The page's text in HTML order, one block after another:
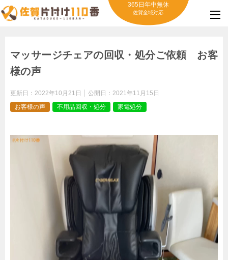
365日年中無休
佐賀全域対応
マッサージチェアの回収・処分ご依頼 お客
様の声
更新日： 2022年10月21日 公開日： 2021年11月15日
お客様の声
不用品回収・処分 家電処分